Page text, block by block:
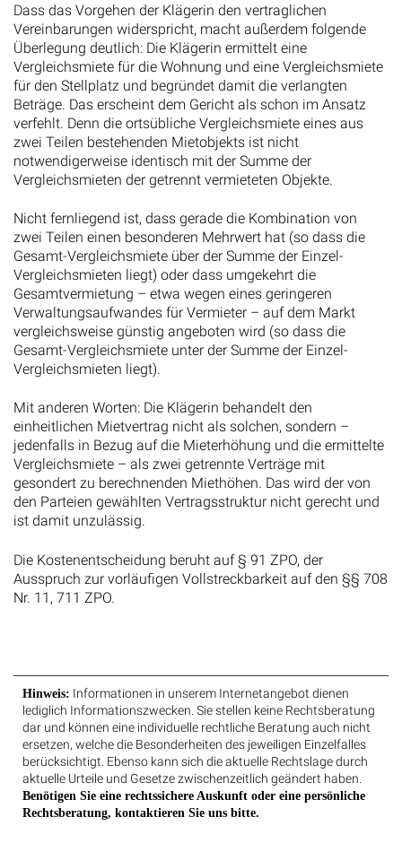
Dass das Vorgehen der Klägerin den vertraglichen
Vereinbarungen widerspricht, macht außerdem folgende
Überlegung deutlich: Die Klägerin ermittelt eine
Vergleichsmiete für die Wohnung und eine Vergleichsmiete
für den Stellplatz und begründet damit die verlangten
Beträge. Das erscheint dem Gericht als schon im Ansatz
verfehlt. Denn die ortsübliche Vergleichsmiete eines aus
zwei Teilen bestehenden Mietobjekts ist nicht
notwendigerweise identisch mit der Summe der
Vergleichsmieten der getrennt vermieteten Objekte.
Nicht fernliegend ist, dass gerade die Kombination von
zwei Teilen einen besonderen Mehrwert hat (so dass die
Gesamt-Vergleichsmiete über der Summe der Einzel-
Vergleichsmieten liegt) oder dass umgekehrt die
Gesamtvermietung – etwa wegen eines geringeren
Verwaltungsaufwandes für Vermieter – auf dem Markt
vergleichsweise günstig angeboten wird (so dass die
Gesamt-Vergleichsmiete unter der Summe der Einzel-
Vergleichsmieten liegt).
Mit anderen Worten: Die Klägerin behandelt den
einheitlichen Mietvertrag nicht als solchen, sondern –
jedenfalls in Bezug auf die Mieterhöhung und die ermittelte
Vergleichsmiete – als zwei getrennte Verträge mit
gesondert zu berechnenden Miethöhen. Das wird der von
den Parteien gewählten Vertragsstruktur nicht gerecht und
ist damit unzulässig.
Die Kostenentscheidung beruht auf § 91 ZPO, der
Ausspruch zur vorläufigen Vollstreckbarkeit auf den §§ 708
Nr. 11, 711 ZPO.
Hinweis: Informationen in unserem Internetangebot dienen
lediglich Informationszwecken. Sie stellen keine Rechtsberatung
dar und können eine individuelle rechtliche Beratung auch nicht
ersetzen, welche die Besonderheiten des jeweiligen Einzelfalles
berücksichtigt. Ebenso kann sich die aktuelle Rechtslage durch
aktuelle Urteile und Gesetze zwischenzeitlich geändert haben.
Benötigen Sie eine rechtssichere Auskunft oder eine persönliche
Rechtsberatung, kontaktieren Sie uns bitte.